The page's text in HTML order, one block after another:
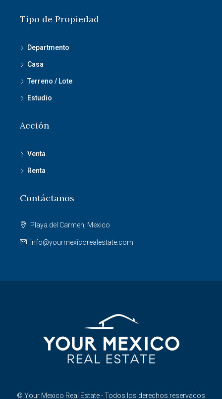
Tipo de Propiedad
Departmento
Casa
Terreno / Lote
Estudio
Acción
Venta
Renta
Contáctanos
Playa del Carmen, Mexico
info@yourmexicorealestate.com
© Your Mexico Real Estate - Todos los derechos reservados